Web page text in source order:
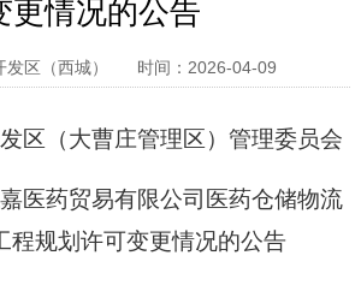
更情况的公告
区（西城） 时间：2026-04-09
区（大曹庄管理区）管理委员会
医药贸易有限公司医药仓储物流
程规划许可变更情况的公告